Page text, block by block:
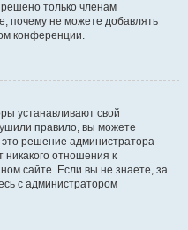
только членам
почему не можете добавлять
конференции.
устанавливают свой
правило, вы можете
решение администратора
отношения к
сайте. Если вы не знаете, за
с администратором